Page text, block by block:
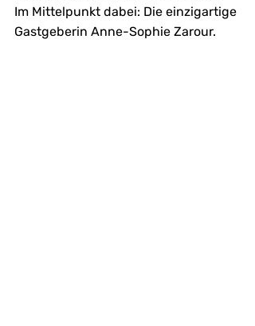
Im Mittelpunkt dabei: Die einzigartige
Gastgeberin Anne-Sophie Zarour.